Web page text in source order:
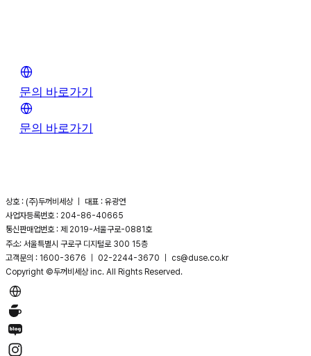
문의 바로가기
문의 바로가기
상호 : (주)두꺼비세상 ｜ 대표 : 유광연
사업자등록번호 : 204-86-40665
통신판매업번호 : 제 2019-서울구로-0881호
주소: 서울특별시 구로구 디지털로 300 15층
고객문의 : 1600-3676 ｜ 02-2244-3670 ｜ cs@duse.co.kr
Copyright ©두꺼비세상 inc. All Rights Reserved.